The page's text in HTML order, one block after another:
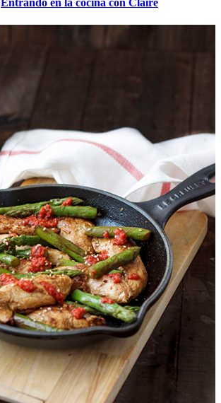
Entrando en la cocina con Claire